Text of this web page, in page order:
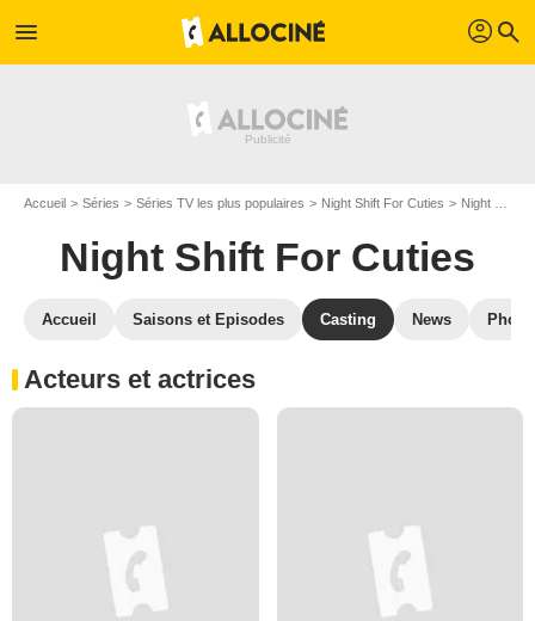
menu profil search
Accueil Séries Séries TV les plus populaires Night Shift For Cuties Night Shift For Cuties S01
Night Shift For Cuties
Accueil Saisons et Episodes Casting News
Acteurs et actrices